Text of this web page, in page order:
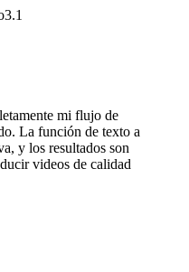
mi flujo de
La función de texto a
y los resultados son
videos de calidad